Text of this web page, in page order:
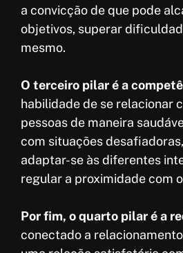
a convicção de que pode
objetivos, superar
mesmo.
O terceiro pilar é a
habilidade de se relacionar
pessoas de maneira
com situações
adaptar-se às diferentes
regular a proximidade com
Por fim, o quarto pilar é a
conectado a